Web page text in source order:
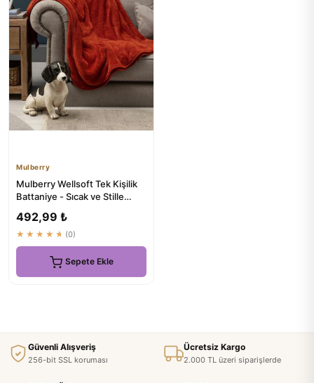
Mulberry
Mulberry Wellsoft Tek Kişilik
Battaniye - Sıcak ve Stille
492,99 ₺
★★★★★ (0)
Sepete Ekle
Güvenli Alışveriş
256-bit SSL koruması
Ücretsiz Kargo
2.000 TL üzeri siparişlerde